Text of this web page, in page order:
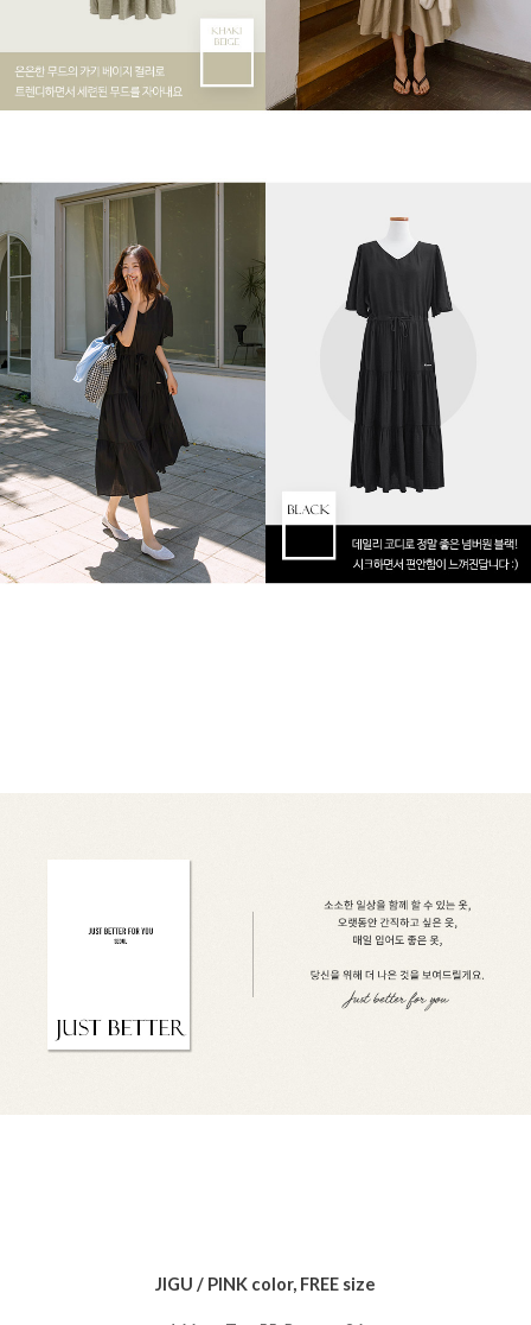
JIGU / PINK color, FREE size